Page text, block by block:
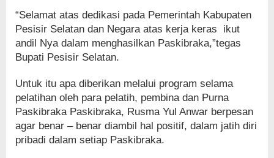
“Selamat atas dedikasi pada Pemerintah Kabupaten
Pesisir Selatan dan Negara atas kerja keras ikut
andil Nya dalam menghasilkan Paskibraka,”tegas
Bupati Pesisir Selatan.
Untuk itu apa diberikan melalui program selama
pelatihan oleh para pelatih, pembina dan Purna
Paskibraka Paskibraka, Rusma Yul Anwar berpesan
agar benar – benar diambil hal positif, dalam jatih diri
pribadi dalam setiap Paskibraka.